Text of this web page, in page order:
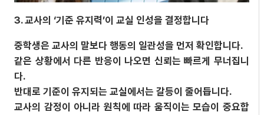
3. 교사의 ‘기준 유지력’이 교실 인성을 결정합니다
중학생은 교사의 말보다 행동의 일관성을 먼저 확인합니다.
같은 상황에서 다른 반응이 나오면 신뢰는 빠르게 무너집니
다.
반대로 기준이 유지되는 교실에서는 갈등이 줄어듭니다.
교사의 감정이 아니라 원칙에 따라 움직이는 모습이 중요합